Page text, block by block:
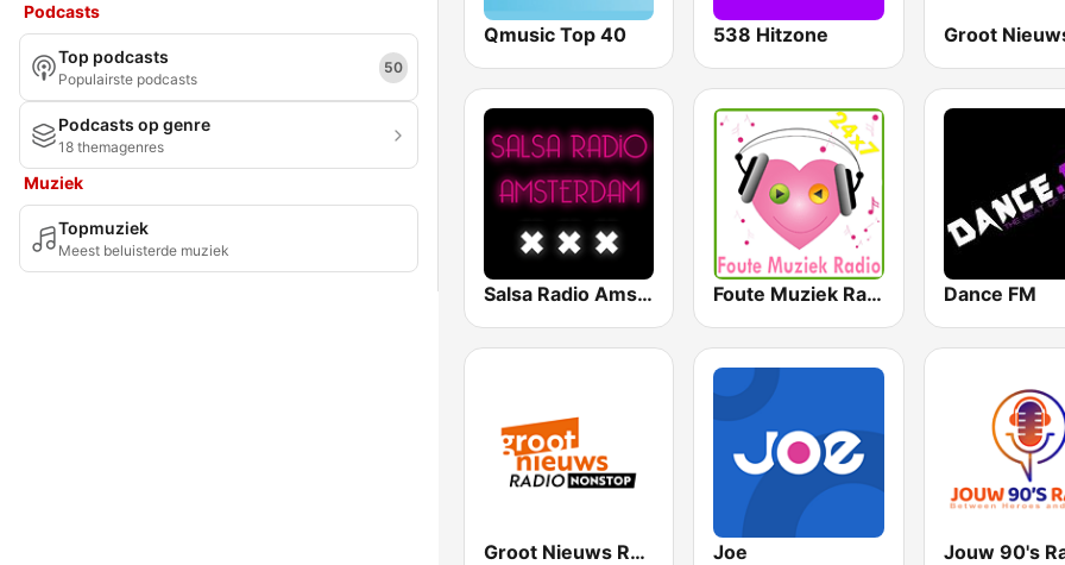
Podcasts
Top podcasts
Populairste podcasts
50
Podcasts op genre
18 themagenres
Muziek
Topmuziek
Meest beluisterde muziek
Qmusic Top 40 538 Hitzone
Salsa Radio Amsterdam Foute Muziek Radio Dance FM
Groot Nieuws Radio Non-stop Joe Jouw 90's